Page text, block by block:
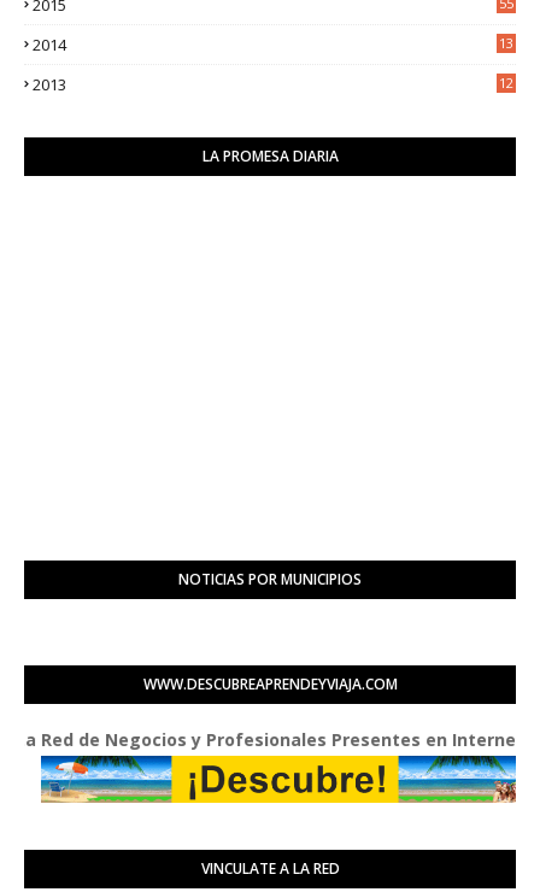
2014
13
2013
12
LA PROMESA DIARIA
NOTICIAS POR MUNICIPIOS
WWW.DESCUBREAPRENDEYVIAJA.COM
de Negocios y Profesionales Presentes en Internet
VINCULATE A LA RED